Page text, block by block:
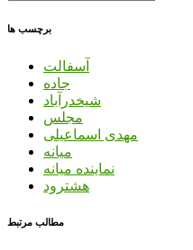
برچسب ها
آسفالت
جاده
شیخدرآباد
مجلس
مهدی اسماعیلی
میانه
نماینده میانه
هشترود
مطالب مرتبط